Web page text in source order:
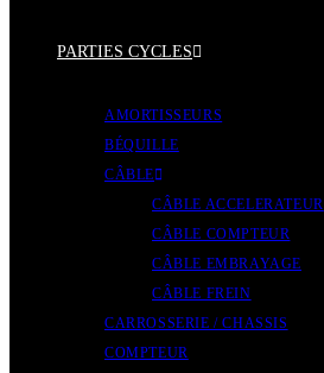
PARTIES CYCLES
AMORTISSEURS
BÉQUILLE
CÂBLE
CÂBLE ACCELERATEUR
CÂBLE COMPTEUR
CÂBLE EMBRAYAGE
CÂBLE FREIN
CARROSSERIE / CHASSIS
COMPTEUR